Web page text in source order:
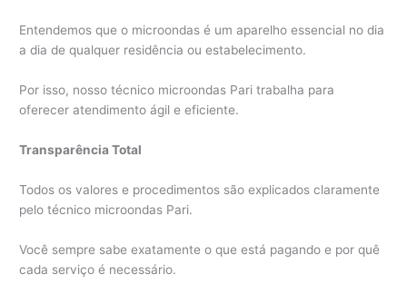
Entendemos que o microondas é um aparelho essencial no dia
a dia de qualquer residência ou estabelecimento.
Por isso, nosso técnico microondas Pari trabalha para
oferecer atendimento ágil e eficiente.
Transparência Total
Todos os valores e procedimentos são explicados claramente
pelo técnico microondas Pari.
Você sempre sabe exatamente o que está pagando e por quê
cada serviço é necessário.